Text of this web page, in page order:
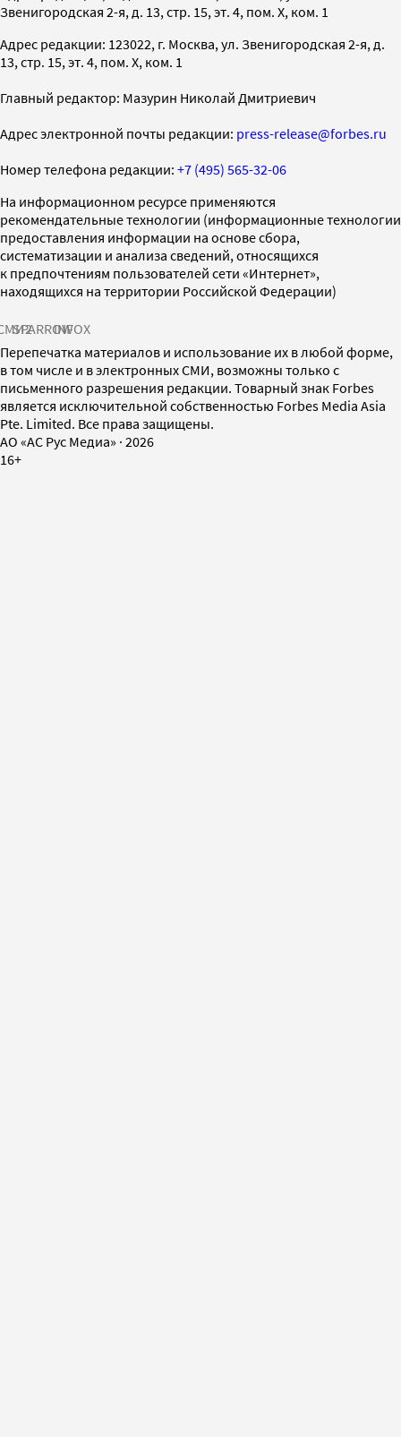
Звенигородская 2-я, д. 13, стр. 15, эт. 4, пом. X, ком. 1
Адрес редакции: 123022, г. Москва, ул. Звенигородская 2-я, д.
13, стр. 15, эт. 4, пом. X, ком. 1
Главный редактор: Мазурин Николай Дмитриевич
Адрес электронной почты редакции: press-release@forbes.ru
Номер телефона редакции: +7 (495) 565-32-06
На информационном ресурсе применяются
рекомендательные технологии (информационные технологии
предоставления информации на основе сбора,
систематизации и анализа сведений, относящихся
к предпочтениям пользователей сети «Интернет»,
находящихся на территории Российской Федерации)
SPARROWINFOX
Перепечатка материалов и использование их в любой форме,
в том числе и в электронных СМИ, возможны только с
письменного разрешения редакции. Товарный знак Forbes
является исключительной собственностью Forbes Media Asia
Pte. Limited. Все права защищены.
AO «АС Рус Медиа» · 2026
16+